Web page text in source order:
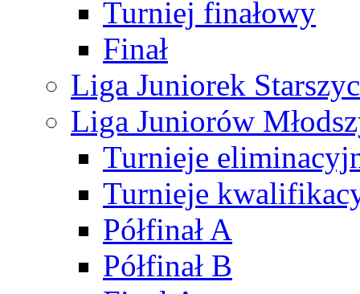
Turniej finałowy
Finał
Liga Juniorek
Liga Juniorów
Turnieje
Turnieje
Półfinał A
Półfinał B